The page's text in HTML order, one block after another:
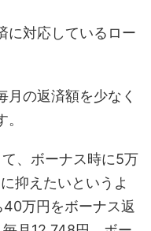
に対応しているロー
月の返済額を少なく
、ボーナス時に5万
抑えたいというよ
万円をボーナス返